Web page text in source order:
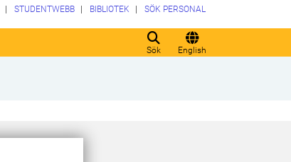
Sök English
STUDENTWEBB BIBLIOTEK SÖK PERSONAL